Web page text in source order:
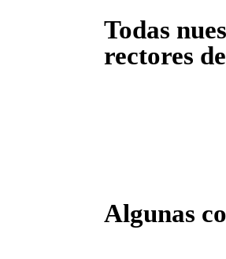
Todas
rectores
Algunas